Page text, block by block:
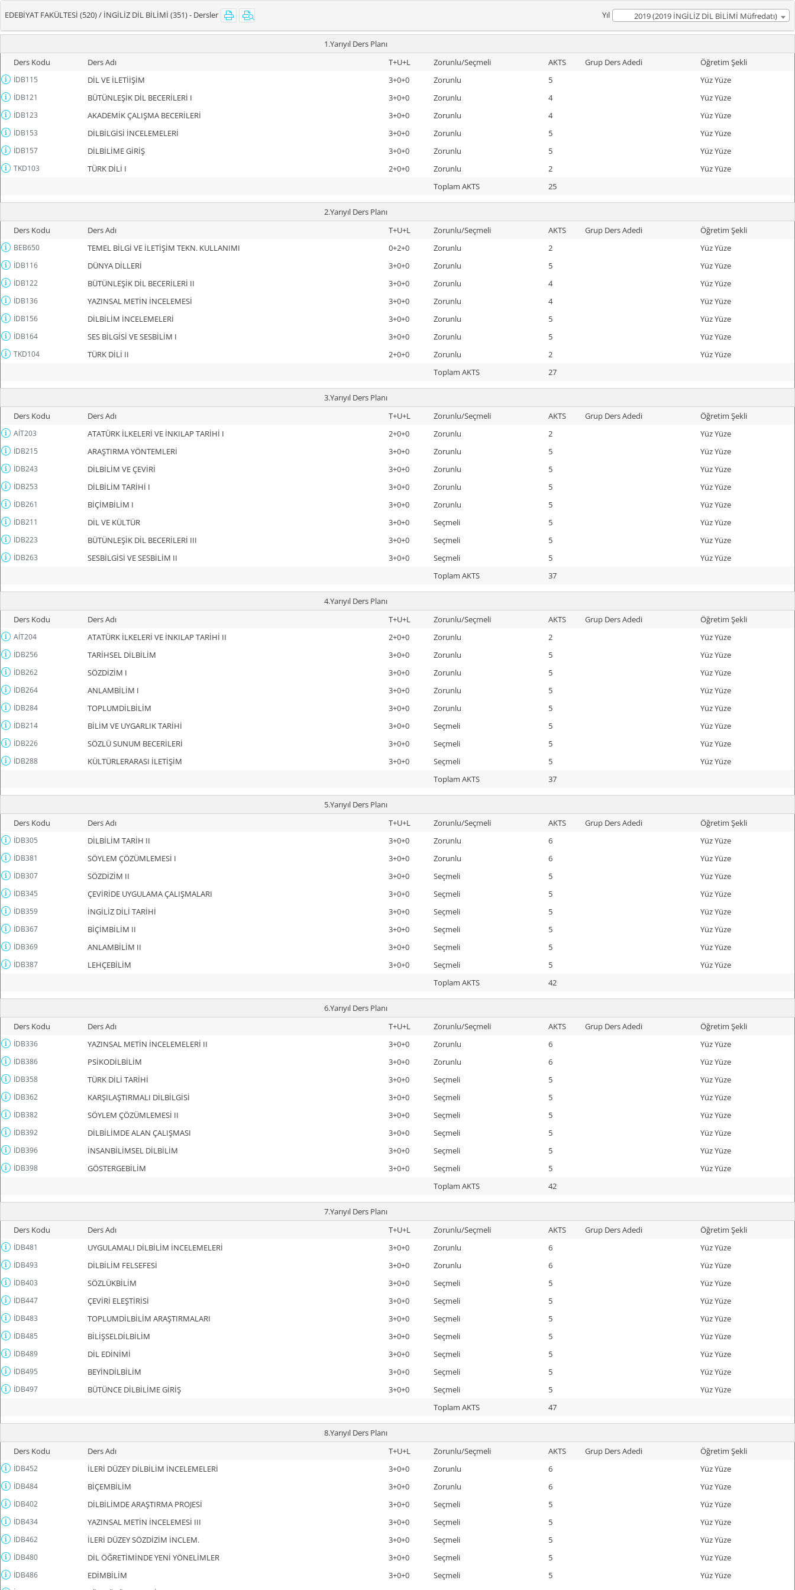
EDEBİYAT FAKÜLTESİ (520) / İNGİLİZ DİL BİLİMİ (351) - Dersler Yıl 2019 (2019 İNGİLİZ DİL BİLİMİ Müfredatı)
1.Yarıyıl Ders Planı
Ders Kodu
Ders Adı T+U+L Zorunlu/Seçmeli AKTS Grup Ders Adedi Öğretim Şekli
İDB115 DİL VE İLETİİŞİM 3+0+0 Zorunlu 5 Yüz Yüze
İDB121 BÜTÜNLEŞİK DİL BECERİLERİ I 3+0+0 Zorunlu 4 Yüz Yüze
İDB123 AKADEMİK ÇALIŞMA BECERİLERİ 3+0+0 Zorunlu 4 Yüz Yüze
İDB153 DİLBİLGİSİ İNCELEMELERİ 3+0+0 Zorunlu 5 Yüz Yüze
İDB157 DİLBİLİME GİRİŞ 3+0+0 Zorunlu 5 Yüz Yüze
TKD103 TÜRK DİLİ I 2+0+0 Zorunlu 2
Yüz Yüze
Toplam AKTS
25
2.Yarıyıl Ders Planı
Ders Kodu
Ders Adı T+U+L Zorunlu/Seçmeli AKTS Grup Ders Adedi Öğretim Şekli
BEB650 TEMEL BİLGİ VE İLETİŞİM TEKN. KULLANIMI 0+2+0 Zorunlu 2 Yüz Yüze
İDB116 DÜNYA DİLLERİ 3+0+0 Zorunlu 5 Yüz Yüze
İDB122 BÜTÜNLEŞİK DİL BECERİLERİ II 3+0+0 Zorunlu 4 Yüz Yüze
İDB136 YAZINSAL METİN İNCELEMESİ 3+0+0 Zorunlu 4 Yüz Yüze
İDB156 DİLBİLİM İNCELEMELERİ 3+0+0 Zorunlu 5 Yüz Yüze
İDB164 SES BİLGİSİ VE SESBİLİM I 3+0+0 Zorunlu 5 Yüz Yüze
TKD104 TÜRK DİLİ II 2+0+0 Zorunlu 2
Yüz Yüze
Toplam AKTS
27
3.Yarıyıl Ders Planı
Ders Kodu
Ders Adı T+U+L Zorunlu/Seçmeli AKTS Grup Ders Adedi Öğretim Şekli
AİT203 ATATÜRK İLKELERİ VE İNKILAP TARİHİ I 2+0+0 Zorunlu 2 Yüz Yüze
İDB215 ARAŞTIRMA YÖNTEMLERİ 3+0+0 Zorunlu 5 Yüz Yüze
İDB243 DİLBİLİM VE ÇEVİRİ 3+0+0 Zorunlu 5 Yüz Yüze
İDB253 DİLBİLİM TARİHİ I 3+0+0 Zorunlu 5 Yüz Yüze
İDB261 BİÇİMBİLİM I 3+0+0 Zorunlu 5 Yüz Yüze
İDB211 DİL VE KÜLTÜR 3+0+0 Seçmeli 5 Yüz Yüze
İDB223 BÜTÜNLEŞİK DİL BECERİLERİ III 3+0+0 Seçmeli 5 Yüz Yüze
İDB263 SESBİLGİSİ VE SESBİLİM II 3+0+0 Seçmeli 5
Yüz Yüze
Toplam AKTS
37
4.Yarıyıl Ders Planı
Ders Kodu
Ders Adı T+U+L Zorunlu/Seçmeli AKTS Grup Ders Adedi Öğretim Şekli
AİT204 ATATÜRK İLKELERİ VE İNKILAP TARİHİ II 2+0+0 Zorunlu 2 Yüz Yüze
İDB256 TARİHSEL DİLBİLİM 3+0+0 Zorunlu 5 Yüz Yüze
İDB262 SÖZDİZİM I 3+0+0 Zorunlu 5 Yüz Yüze
İDB264 ANLAMBİLİM I 3+0+0 Zorunlu 5 Yüz Yüze
İDB284 TOPLUMDİLBİLİM 3+0+0 Zorunlu 5 Yüz Yüze
İDB214 BİLİM VE UYGARLIK TARİHİ 3+0+0 Seçmeli 5 Yüz Yüze
İDB226 SÖZLÜ SUNUM BECERİLERİ 3+0+0 Seçmeli 5 Yüz Yüze
İDB288 KÜLTÜRLERARASI İLETİŞİM 3+0+0 Seçmeli 5
Yüz Yüze
Toplam AKTS
37
5.Yarıyıl Ders Planı
Ders Kodu
Ders Adı T+U+L Zorunlu/Seçmeli AKTS Grup Ders Adedi Öğretim Şekli
İDB305 DİLBİLİM TARİH II 3+0+0 Zorunlu 6 Yüz Yüze
İDB381 SÖYLEM ÇÖZÜMLEMESİ I 3+0+0 Zorunlu 6 Yüz Yüze
İDB307 SÖZDİZİM II 3+0+0 Seçmeli 5 Yüz Yüze
İDB345 ÇEVİRİDE UYGULAMA ÇALIŞMALARI 3+0+0 Seçmeli 5 Yüz Yüze
İDB359 İNGİLİZ DİLİ TARİHİ 3+0+0 Seçmeli 5 Yüz Yüze
İDB367 BİÇİMBİLİM II 3+0+0 Seçmeli 5 Yüz Yüze
İDB369 ANLAMBİLİM II 3+0+0 Seçmeli 5 Yüz Yüze
İDB387 LEHÇEBİLİM 3+0+0 Seçmeli 5
Yüz Yüze
Toplam AKTS
42
6.Yarıyıl Ders Planı
Ders Kodu
Ders Adı T+U+L Zorunlu/Seçmeli AKTS Grup Ders Adedi Öğretim Şekli
İDB336 YAZINSAL METİN İNCELEMELERİ II 3+0+0 Zorunlu 6 Yüz Yüze
İDB386 PSİKODİLBİLİM 3+0+0 Zorunlu 6 Yüz Yüze
İDB358 TÜRK DİLİ TARİHİ 3+0+0 Seçmeli 5 Yüz Yüze
İDB362 KARŞILAŞTIRMALI DİLBİLGİSİ 3+0+0 Seçmeli 5 Yüz Yüze
İDB382 SÖYLEM ÇÖZÜMLEMESİ II 3+0+0 Seçmeli 5 Yüz Yüze
İDB392 DİLBİLİMDE ALAN ÇALIŞMASI 3+0+0 Seçmeli 5 Yüz Yüze
İDB396 İNSANBİLİMSEL DİLBİLİM 3+0+0 Seçmeli 5 Yüz Yüze
İDB398 GÖSTERGEBİLİM 3+0+0 Seçmeli 5
Yüz Yüze
Toplam AKTS
42
7.Yarıyıl Ders Planı
Ders Kodu
Ders Adı T+U+L Zorunlu/Seçmeli AKTS Grup Ders Adedi Öğretim Şekli
İDB481 UYGULAMALI DİLBİLİM İNCELEMELERİ 3+0+0 Zorunlu 6 Yüz Yüze
İDB493 DİLBİLİM FELSEFESİ 3+0+0 Zorunlu 6 Yüz Yüze
İDB403 SÖZLÜKBİLİM 3+0+0 Seçmeli 5 Yüz Yüze
İDB447 ÇEVİRİ ELEŞTİRİSİ 3+0+0 Seçmeli 5 Yüz Yüze
İDB483 TOPLUMDİLBİLİM ARAŞTIRMALARI 3+0+0 Seçmeli 5 Yüz Yüze
İDB485 BİLİŞSELDİLBİLİM 3+0+0 Seçmeli 5 Yüz Yüze
İDB489 DİL EDİNİMİ 3+0+0 Seçmeli 5 Yüz Yüze
İDB495 BEYİNDİLBİLİM 3+0+0 Seçmeli 5 Yüz Yüze
İDB497 BÜTÜNCE DİLBİLİME GİRİŞ 3+0+0 Seçmeli 5
Yüz Yüze
Toplam AKTS
47
8.Yarıyıl Ders Planı
Ders Kodu
Ders Adı T+U+L Zorunlu/Seçmeli AKTS Grup Ders Adedi Öğretim Şekli
İDB452 İLERİ DÜZEY DİLBİLİM İNCELEMELERİ 3+0+0 Zorunlu 6 Yüz Yüze
İDB484 BİÇEMBİLİM 3+0+0 Zorunlu 6 Yüz Yüze
İDB402 DİLBİLİMDE ARAŞTIRMA PROJESİ 3+0+0 Seçmeli 5 Yüz Yüze
İDB434 YAZINSAL METİN İNCELEMESİ III 3+0+0 Seçmeli 5 Yüz Yüze
İDB462 İLERİ DÜZEY SÖZDİZİM İNCLEM. 3+0+0 Seçmeli 5 Yüz Yüze
İDB480 DİL ÖĞRETİMİNDE YENİ YÖNELİMLER 3+0+0 Seçmeli 5 Yüz Yüze
İDB486 EDİMBİLİM 3+0+0 Seçmeli 5 Yüz Yüze